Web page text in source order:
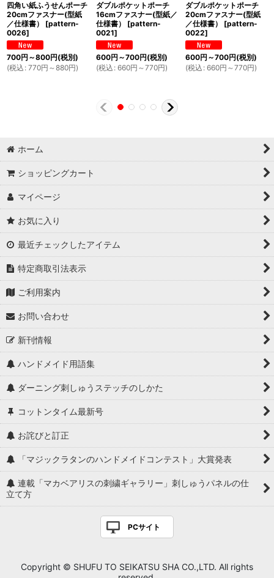
四角い紙ふうせんポーチ
20cmファスナー(型紙
／仕様書）
[pattern-
0026]
700円 ～800円(税別)
(税込 : 770円 ～880円)
ダブルポケットポーチ
16cmファスナー(型紙／
仕様書）
[pattern-
0021]
600円 ～700円(税別)
(税込 : 660円 ～770円)
ダブルポケットポーチ
20cmファスナー(型紙
／仕様書）
[pattern-
0022]
600円 ～700円(税別)
(税込 : 660円 ～770円)
ホーム
ショッピングカート
マイページ
お気に入り
最近チェックしたアイテム
特定商取引法表示
ご利用案内
お問い合わせ
新刊情報
ハンドメイド用語集
ダーニング刺しゅうステッチのしかた
コットンタイム最新号
お詫びと訂正
「マジックラタンのハンドメイドコンテスト」大賞発表
連載「マカベアリスの刺繍ギャラリー」刺しゅうパネルの仕
立て方
PCサイト
Copyright © SHUFU TO SEIKATSU SHA CO.,LTD. All rights